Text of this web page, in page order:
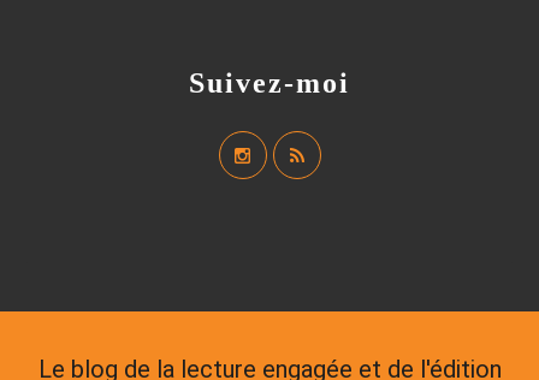
Suivez-moi
Le blog de la lecture engagée et de l'édition